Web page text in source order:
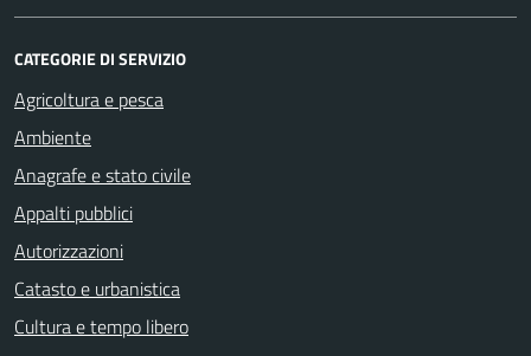
CATEGORIE DI SERVIZIO
Agricoltura e pesca
Ambiente
Anagrafe e stato civile
Appalti pubblici
Autorizzazioni
Catasto e urbanistica
Cultura e tempo libero